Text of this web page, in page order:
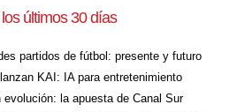
últimos 30 días
partidos de fútbol: presente y futuro
KAI: IA para entretenimiento
la apuesta de Canal Sur